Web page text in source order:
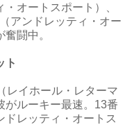
オートスポート）、
アンドレッティ・オー
闘中。
ト
イホール・レターマ
がルーキー最速。13番
レッティ・オートス